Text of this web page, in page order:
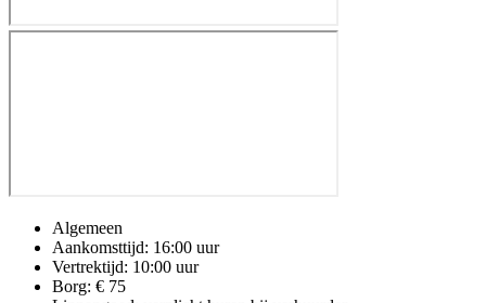
Algemeen
Aankomsttijd: 16:00 uur
Vertrektijd: 10:00 uur
Borg: € 75